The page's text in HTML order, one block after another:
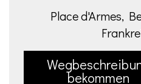
Place d'Armes,
bekommen